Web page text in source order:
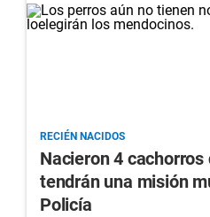
RECIÉN NACIDOS
Nacieron 4
tendrán una misión
Policía